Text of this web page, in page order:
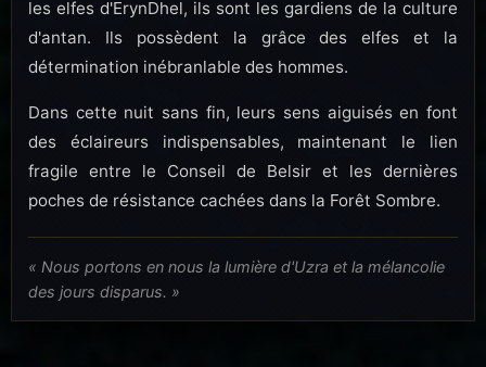
les elfes d'ErynDhel, ils sont les gardiens de la culture
d'antan. Ils possèdent la grâce des elfes et la
détermination inébranlable des hommes.
Dans cette nuit sans fin, leurs sens aiguisés en font
des éclaireurs indispensables, maintenant le lien
fragile entre le Conseil de Belsir et les dernières
poches de résistance cachées dans la Forêt Sombre.
« Nous portons en nous la lumière d'Uzra et la mélancolie
des jours disparus. »